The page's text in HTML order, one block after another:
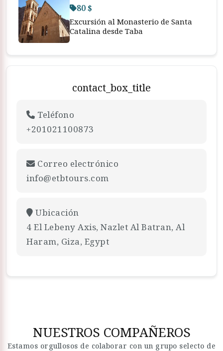
80 $
Excursión al Monasterio de Santa
Catalina desde Taba
contact_box_title
Teléfono
+201021100873
Correo electrónico
info@etbtours.com
Ubicación
4 El Lebeny Axis, Nazlet Al Batran, Al
Haram, Giza, Egypt
NUESTROS COMPAÑEROS
Estamos orgullosos de colaborar con un grupo selecto de